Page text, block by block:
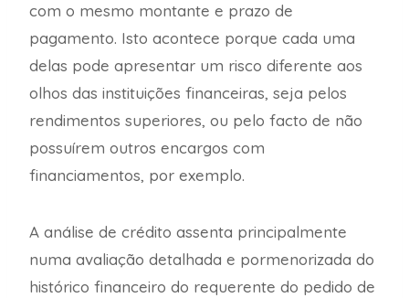
com o mesmo montante e prazo de
pagamento. Isto acontece porque cada uma
delas pode apresentar um risco diferente aos
olhos das instituições financeiras, seja pelos
rendimentos superiores, ou pelo facto de não
possuírem outros encargos com
financiamentos, por exemplo.
A análise de crédito assenta principalmente
numa avaliação detalhada e pormenorizada do
histórico financeiro do requerente do pedido de